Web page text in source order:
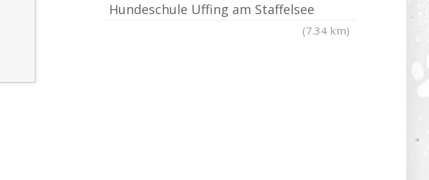
Hundeschule Uffing am Staffelsee
(7.34 km)